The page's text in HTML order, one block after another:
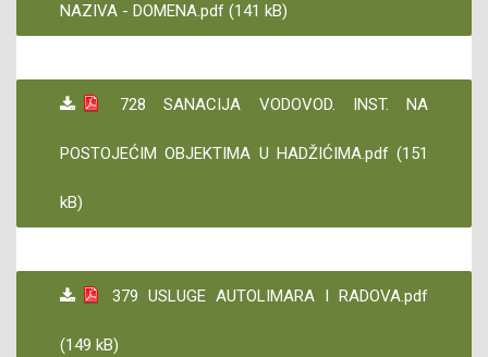
NAZIVA - DOMENA.pdf (141 kB)
728 SANACIJA VODOVOD. INST. NA
POSTOJEĆIM OBJEKTIMA U HADŽIĆIMA.pdf (151
kB)
379 USLUGE AUTOLIMARA I RADOVA.pdf
(149 kB)